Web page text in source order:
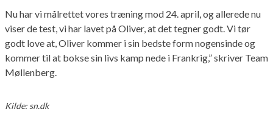
Nu har vi målrettet vores træning mod 24. april, og allerede nu
viser de test, vi har lavet på Oliver, at det tegner godt. Vi tør
godt love at, Oliver kommer i sin bedste form nogensinde og
kommer til at bokse sin livs kamp nede i Frankrig,” skriver Team
Møllenberg.
Kilde: sn.dk